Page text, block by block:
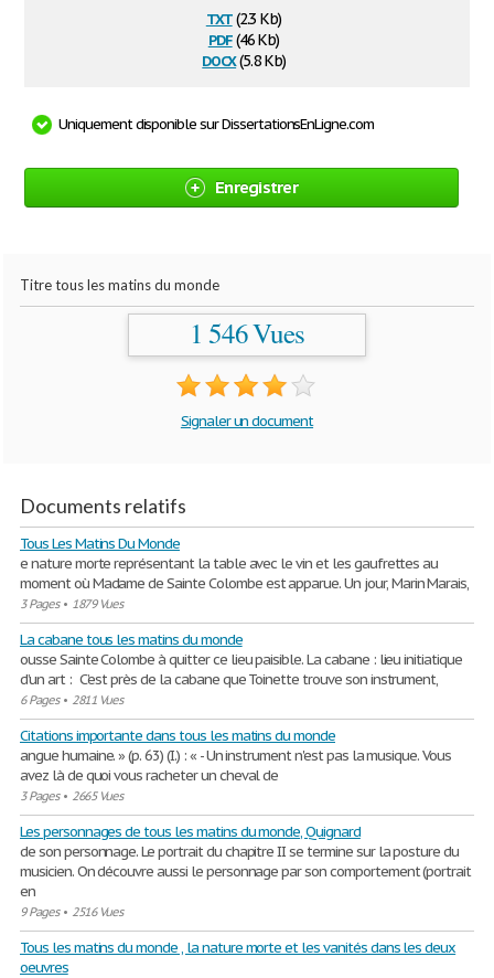
txt(2.3 Kb)
pdf(46 Kb)
docx(5.8 Kb)
Uniquement disponible sur DissertationsEnLigne.com
Enregistrer
Titre tous les matins du monde
1 546 Vues
Signaler un document
Documents relatifs
Tous Les Matins Du Monde
e nature morte représentant la table avec le vin et les gaufrettes au
moment où Madame de Sainte Colombe est apparue. Un jour, Marin Marais,
3 Pages• 1879 Vues
La cabane tous les matins du monde
ousse Sainte Colombe à quitter ce lieu paisible. La cabane : lieu initiatique
d’un art : C’est près de la cabane que Toinette trouve son instrument,
6 Pages• 2811 Vues
Citations importante dans tous les matins du monde
angue humaine. » (p. 63) (I.) : « - Un instrument n'est pas la musique. Vous
avez là de quoi vous racheter un cheval de
3 Pages• 2665 Vues
Les personnages de tous les matins du monde, Quignard
de son personnage. Le portrait du chapitre II se termine sur la posture du
musicien. On découvre aussi le personnage par son comportement (portrait
en
9 Pages• 2516 Vues
Tous les matins du monde , la nature morte et les vanités dans les deux
oeuvres